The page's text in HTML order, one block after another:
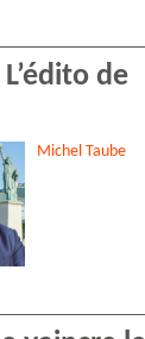
de
Michel Taube